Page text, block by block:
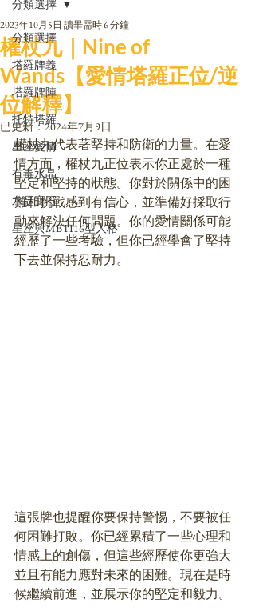
分類選擇
塔羅牌義
塔羅牌陣
托特塔羅
星座愛情
有毒水晶
水晶寶石
星座與MBTI16型人格
分類選擇
權杖九｜Nine of
Wands【愛情塔羅正位/逆
位解釋】
2023年10月5日 讀畢需時 6 分鐘
已更新：2024年7月9日
權杖九代表著堅持和防衛的力量。在愛
情方面，權杖九正位表示你正處於一種
堅定和堅持的狀態。你對於關係中的困
難和挑戰感到有信心，並準備好採取行
動來解決任何問題。你的愛情關係可能
經歷了一些考驗，但你已經學會了堅持
下去並保持忍耐力。
這張牌也提醒你要保持警惕，不要被任
何困難打敗。你已經累積了一些心理和
情感上的創傷，但這些經歷使你更強大
並且有能力應對未來的困難。現在是時
候繼續前進，並展示你的堅定和毅力。